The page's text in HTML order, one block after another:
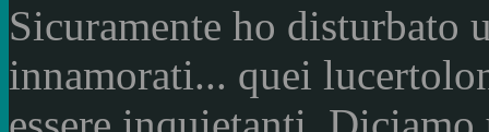
Sicuramente ho disturbato
innamorati... quei